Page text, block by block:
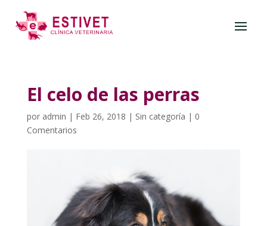
El celo de las perras
por admin | Feb 26, 2018 | Sin categoría | 0
Comentarios